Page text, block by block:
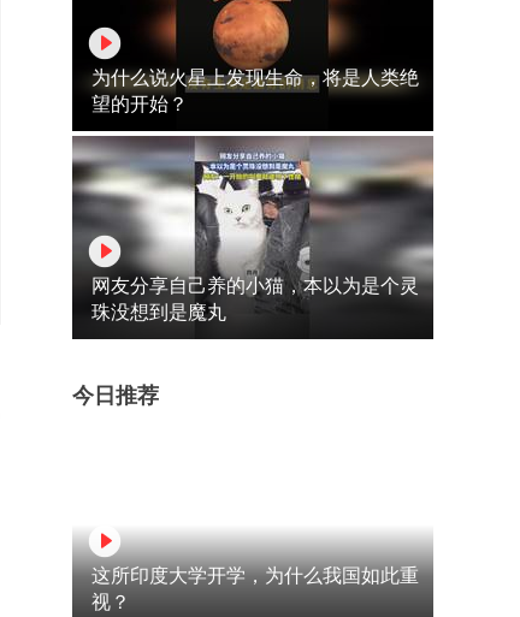
01:44
为什么说火星上发现生命，将是人类绝
望的开始？
网友分享自己养的小猫，本以为是个灵
珠没想到是魔丸
今日推荐
这所印度大学开学，为什么我国如此重
视？